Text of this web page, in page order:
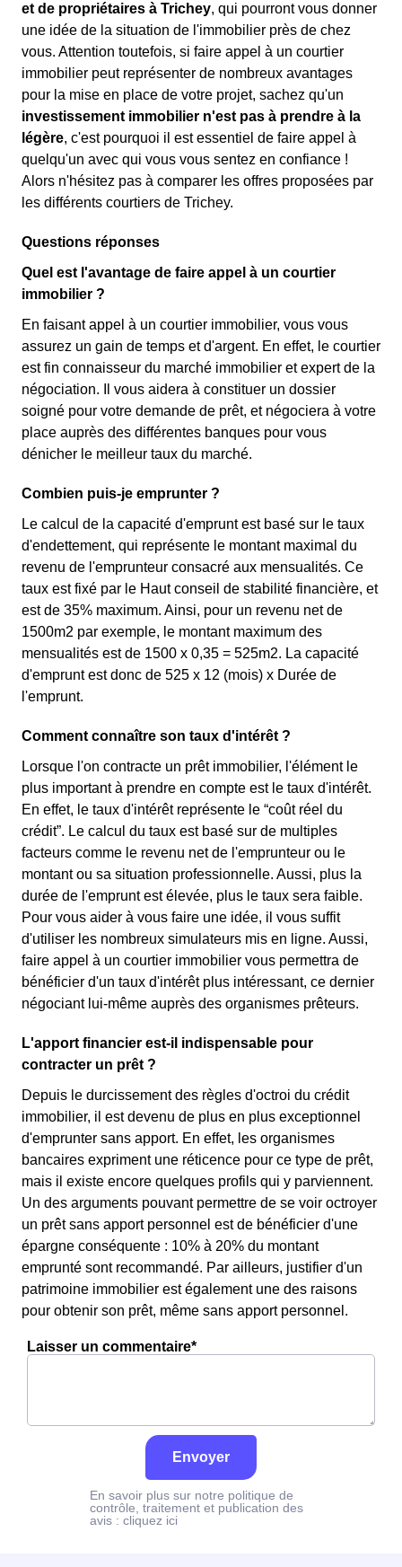
et de propriétaires à Trichey, qui pourront vous donner
une idée de la situation de l'immobilier près de chez
vous. Attention toutefois, si faire appel à un courtier
immobilier peut représenter de nombreux avantages
pour la mise en place de votre projet, sachez qu'un
investissement immobilier n'est pas à prendre à la
légère, c'est pourquoi il est essentiel de faire appel à
quelqu'un avec qui vous vous sentez en confiance !
Alors n'hésitez pas à comparer les offres proposées par
les différents courtiers de Trichey.
Questions réponses
Quel est l'avantage de faire appel à un courtier
immobilier ?
En faisant appel à un courtier immobilier, vous vous
assurez un gain de temps et d'argent. En effet, le courtier
est fin connaisseur du marché immobilier et expert de la
négociation. Il vous aidera à constituer un dossier
soigné pour votre demande de prêt, et négociera à votre
place auprès des différentes banques pour vous
dénicher le meilleur taux du marché.
Combien puis-je emprunter ?
Le calcul de la capacité d'emprunt est basé sur le taux
d'endettement, qui représente le montant maximal du
revenu de l'emprunteur consacré aux mensualités. Ce
taux est fixé par le Haut conseil de stabilité financière, et
est de 35% maximum. Ainsi, pour un revenu net de
1500m2 par exemple, le montant maximum des
mensualités est de 1500 x 0,35 = 525m2. La capacité
d'emprunt est donc de 525 x 12 (mois) x Durée de
l'emprunt.
Comment connaître son taux d'intérêt ?
Lorsque l'on contracte un prêt immobilier, l'élément le
plus important à prendre en compte est le taux d'intérêt.
En effet, le taux d'intérêt représente le “coût réel du
crédit”. Le calcul du taux est basé sur de multiples
facteurs comme le revenu net de l'emprunteur ou le
montant ou sa situation professionnelle. Aussi, plus la
durée de l'emprunt est élevée, plus le taux sera faible.
Pour vous aider à vous faire une idée, il vous suffit
d'utiliser les nombreux simulateurs mis en ligne. Aussi,
faire appel à un courtier immobilier vous permettra de
bénéficier d'un taux d'intérêt plus intéressant, ce dernier
négociant lui-même auprès des organismes prêteurs.
L'apport financier est-il indispensable pour
contracter un prêt ?
Depuis le durcissement des règles d'octroi du crédit
immobilier, il est devenu de plus en plus exceptionnel
d'emprunter sans apport. En effet, les organismes
bancaires expriment une réticence pour ce type de prêt,
mais il existe encore quelques profils qui y parviennent.
Un des arguments pouvant permettre de se voir octroyer
un prêt sans apport personnel est de bénéficier d'une
épargne conséquente : 10% à 20% du montant
emprunté sont recommandé. Par ailleurs, justifier d'un
patrimoine immobilier est également une des raisons
pour obtenir son prêt, même sans apport personnel.
Laisser un commentaire*
Envoyer
En savoir plus sur notre politique de
contrôle, traitement et publication des
avis : cliquez ici